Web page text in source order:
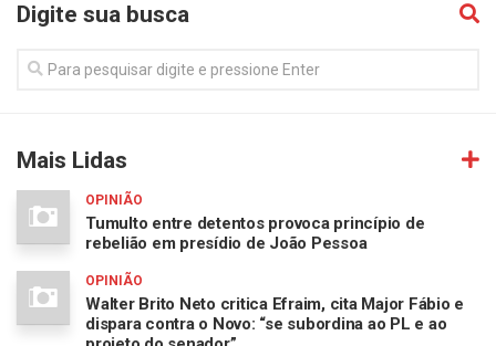
Digite sua busca
Mais Lidas
OPINIÃO
Tumulto entre detentos provoca princípio de
rebelião em presídio de João Pessoa
OPINIÃO
Walter Brito Neto critica Efraim, cita Major Fábio e
dispara contra o Novo: “se subordina ao PL e ao